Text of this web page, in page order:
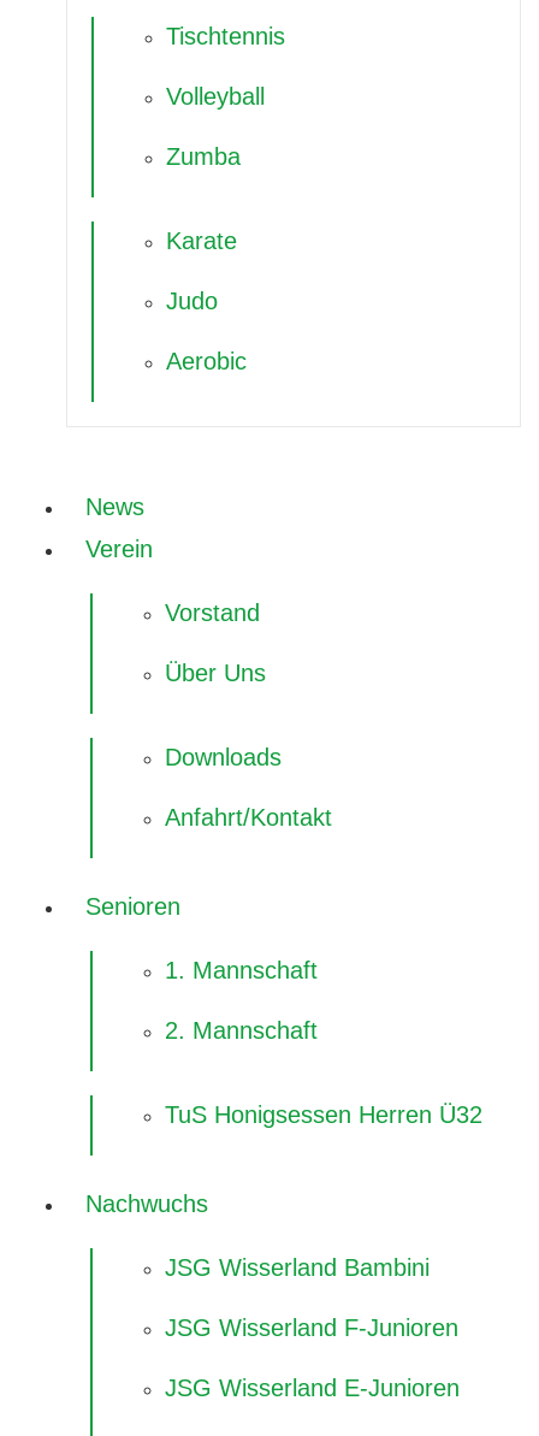
Tischtennis
Volleyball
Zumba
Karate
Judo
Aerobic
News
Verein
Vorstand
Über Uns
Downloads
Anfahrt/Kontakt
Senioren
1. Mannschaft
2. Mannschaft
TuS Honigsessen Herren Ü32
Nachwuchs
JSG Wisserland Bambini
JSG Wisserland F-Junioren
JSG Wisserland E-Junioren